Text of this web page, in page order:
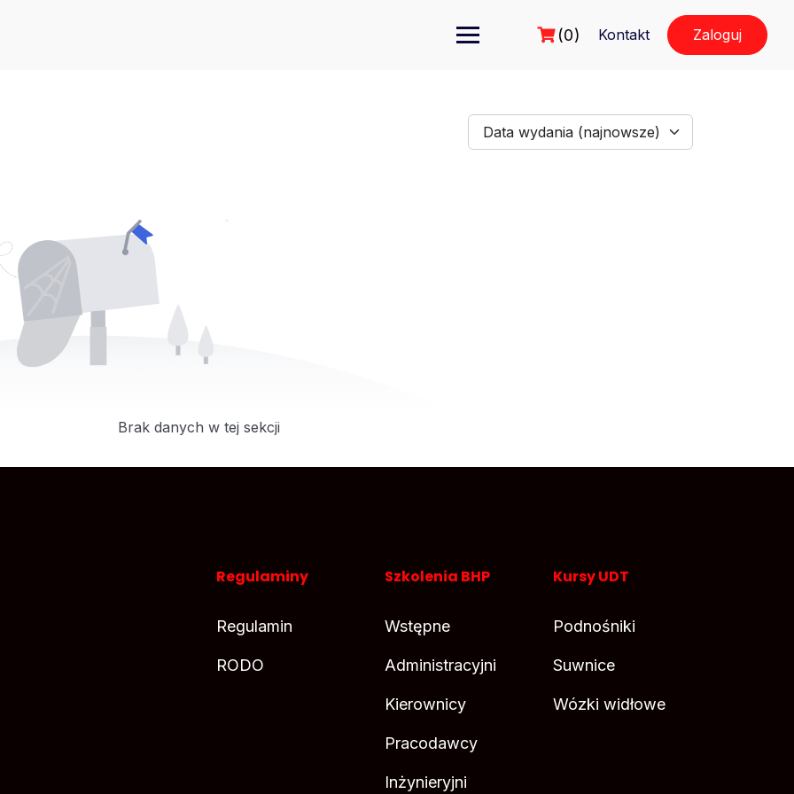
(0) Kontakt Zaloguj
Data wydania (najnowsze)
Brak danych w tej sekcji
Regulaminy
Regulamin
RODO
Szkolenia BHP
Wstępne
Administracyjni
Kierownicy
Pracodawcy
Inżynieryjni
Kursy UDT
Podnośniki
Suwnice
Wózki widłowe